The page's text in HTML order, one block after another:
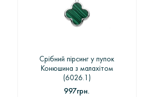
Срібний пірсинг у пупок
Конюшина з малахітом
(6026.1)
997грн.